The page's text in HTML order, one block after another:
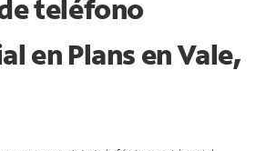
teléfono
en Plans en Vale,